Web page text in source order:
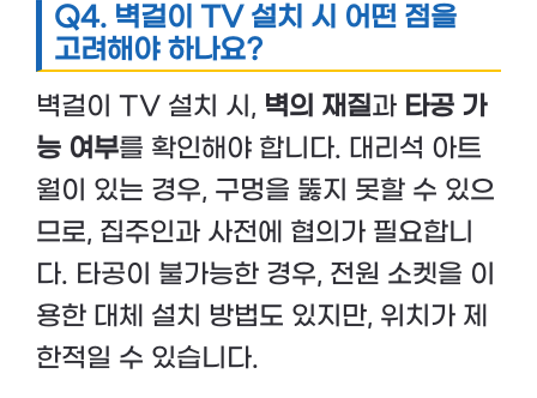
Q4. 벽걸이 TV 설치 시 어떤 점을
고려해야 하나요?
벽걸이 TV 설치 시, 벽의 재질과 타공 가
능 여부를 확인해야 합니다. 대리석 아트
월이 있는 경우, 구멍을 뚫지 못할 수 있으
므로, 집주인과 사전에 협의가 필요합니
다. 타공이 불가능한 경우, 전원 소켓을 이
용한 대체 설치 방법도 있지만, 위치가 제
한적일 수 있습니다.